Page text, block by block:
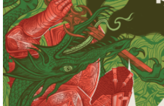
matka kolejny raz zachodzi w ciążę,
swoich krewnych na wsi. Dotąd
przygaszona Cáit zaczyna otwierać
tajemnice nowego domu.
niezwykły sposób kreuje atmosferę,
niedopowiedzeniem i hipnotyzuje
ciepła, przejmująca opowieść o
budujących się więzach między
także o niewinności dzieciństwa.